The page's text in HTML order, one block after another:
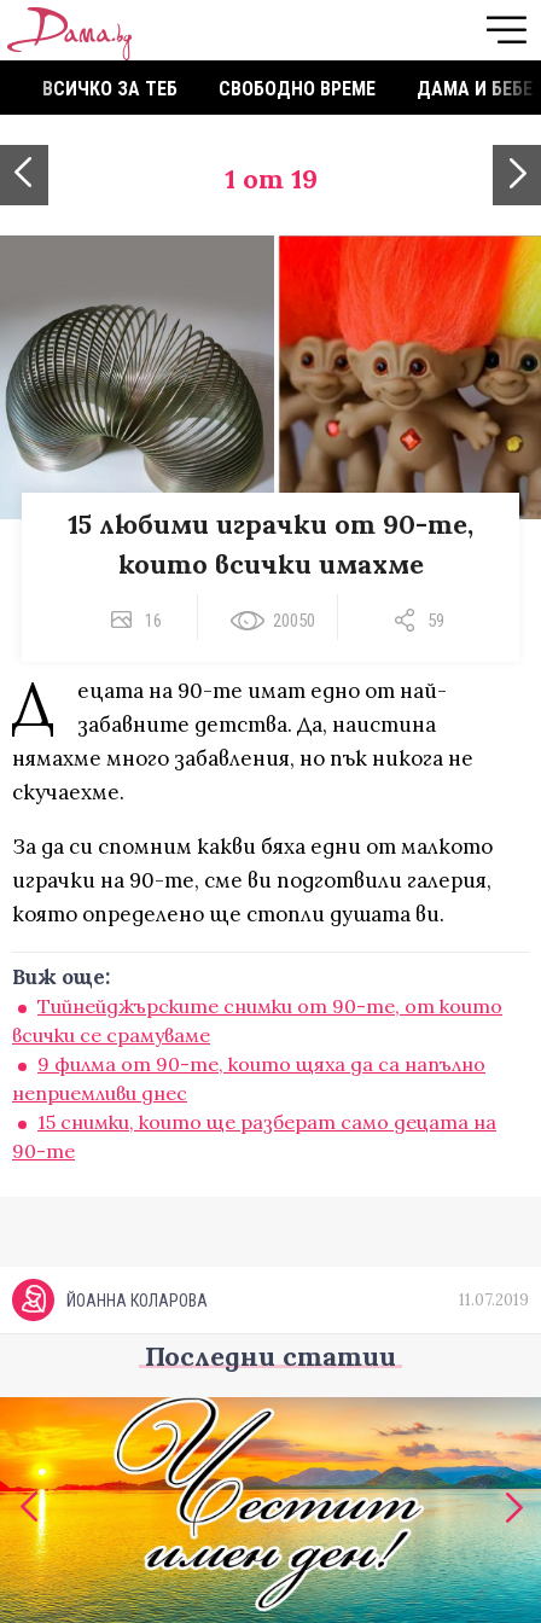
ВСИЧКО ЗА ТЕБ СВОБОДНО ВРЕМЕ ДАМА И БЕБЕ
1 от 19
15 любими играчки от 90-те,
които всички имахме
16 20050 59
Д
ецата на 90-те имат едно от най-
забавните детства. Да, наистина
нямахме много забавления, но пък никога не
скучаехме.
За да си спомним какви бяха едни от малкото
играчки на 90-те, сме ви подготвили галерия,
която определено ще стопли душата ви.
Виж още:
Тийнейджърските снимки от 90-те, от които
всички се срамуваме
9 филма от 90-те, които щяха да са напълно
неприемливи днес
15 снимки, които ще разберат само децата на
90-те
ЙОАННА КОЛАРОВА 11.07.2019
Последни статии